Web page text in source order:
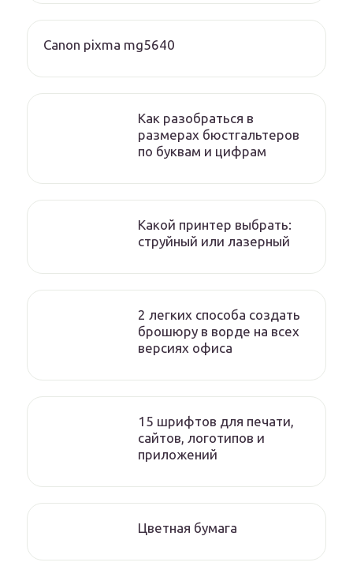
Canon pixma mg5640
Как разобраться в
размерах бюстгальтеров
по буквам и цифрам
Какой принтер выбрать:
струйный или лазерный
2 легких способа создать
брошюру в ворде на всех
версиях офиса
15 шрифтов для печати,
сайтов, логотипов и
приложений
Цветная бумага